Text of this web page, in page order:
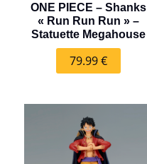
ONE PIECE – Shanks
« Run Run Run » –
Statuette Megahouse
79.99€